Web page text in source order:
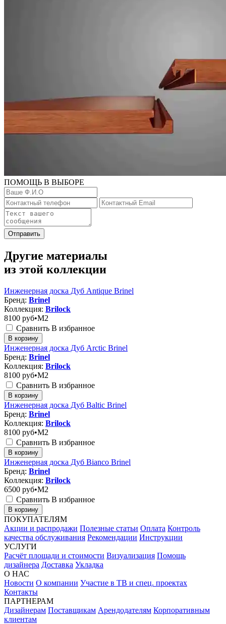
ПОМОЩЬ В ВЫБОРЕ
Отправить
Другие материалы
из этой коллекции
Инженерная доска Дуб Antique Brinel
Бренд: Brinel
Коллекция: Brilock
8100 руб•M2
Сравнить В избранное
В корзину
Инженерная доска Дуб Arctic Brinel
Бренд: Brinel
Коллекция: Brilock
8100 руб•M2
Сравнить В избранное
В корзину
Инженерная доска Дуб Baltic Brinel
Бренд: Brinel
Коллекция: Brilock
8100 руб•M2
Сравнить В избранное
В корзину
Инженерная доска Дуб Bianco Brinel
Бренд: Brinel
Коллекция: Brilock
6500 руб•M2
Сравнить В избранное
В корзину
ПОКУПАТЕЛЯМ
Акции и распродажи Полезные статьи Оплата Контроль
качества обслуживания Рекомендации Инструкции
УСЛУГИ
Расчёт площади и стоимости Визуализация Помощь
дизайнера Доставка Укладка
О НАС
Новости О компании Участие в ТВ и спец. проектах
Контакты
ПАРТНЕРАМ
Дизайнерам Поставщикам Арендодателям Корпоративным
клиентам